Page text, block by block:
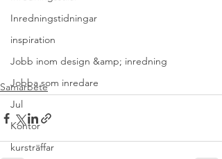
Inredningstidningar
inspiration
Jobb inom design &amp; inredning
Jobba som inredare
Jul
Kontor
kursträffar
Samarbete